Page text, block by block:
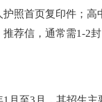
照首页复印件；
荐信，通常需1-2